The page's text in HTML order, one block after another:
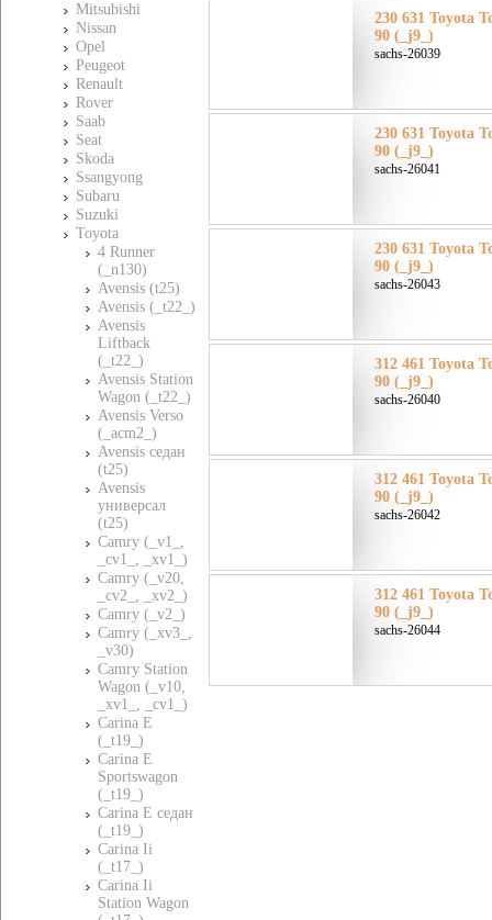
Mitsubishi
Nissan
Opel
Peugeot
Renault
Rover
Saab
Seat
Skoda
Ssangyong
Subaru
Suzuki
Toyota
4 Runner
(_n130)
Avensis (t25)
Avensis (_t22_)
Avensis
Liftback
(_t22_)
Avensis Station
Wagon (_t22_)
Avensis Verso
(_acm2_)
Avensis седан
(t25)
Avensis
универсал
(t25)
Camry (_v1_,
_cv1_, _xv1_)
Camry (_v20,
_cv2_, _xv2_)
Camry (_v2_)
Camry (_xv3_,
_v30)
Camry Station
Wagon (_v10,
_xv1_, _cv1_)
Carina E
(_t19_)
Carina E
Sportswagon
(_t19_)
Carina E седан
(_t19_)
Carina Ii
(_t17_)
Carina Ii
Station Wagon
230 631 Toyota
90 (_j9_)
sachs-26039
230 631 Toyota
90 (_j9_)
sachs-26041
230 631 Toyota
90 (_j9_)
sachs-26043
312 461 Toyota
90 (_j9_)
sachs-26040
312 461 Toyota
90 (_j9_)
sachs-26042
312 461 Toyota
90 (_j9_)
sachs-26044